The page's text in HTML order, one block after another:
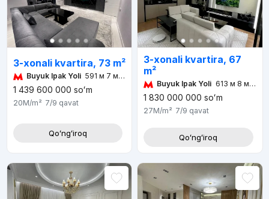
3-xonali kvartira, 73 m²
Buyuk Ipak Yoli 591 м 7 мин
1 439 600 000 soʻm
20M/m² 7/9 qavat
Qoʻngʻiroq
3-xonali kvartira, 67
m²
Buyuk Ipak Yoli 613 м 8 мин
1 830 000 000 soʻm
27M/m² 7/9 qavat
Qoʻngʻiroq